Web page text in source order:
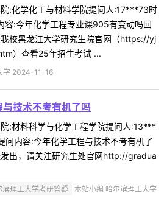
:化学化工与材料学院提问人:17***73时
:今年化学工程专业课905有变动吗回
校黑龙江大学研究生院官网（https://yj
）查看25年招生考试 ...
学 2024-11-16
技术不考有机了吗
:材料科学与化学工程学院提问人:13***
内容:今年化学工程与技术不考有机了
出，请关注研究生处官网http://gradua
理工大学考研答疑
本站小编 哈尔滨理工大学